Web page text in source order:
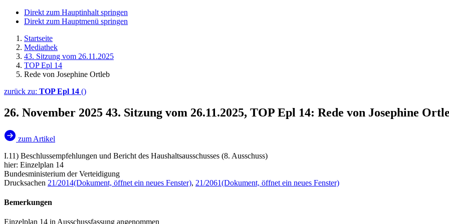
Direkt zum Hauptinhalt springen
Direkt zum Hauptmenü springen
Startseite
Mediathek
43. Sitzung vom 26.11.2025
TOP Epl 14
Rede von Josephine Ortleb
zurück zu: TOP Epl 14 ()
26. November 2025 43. Sitzung vom 26.11.2025, TOP Epl 14: Rede von Josephine
zum Artikel
I.11) Beschlussempfehlungen und Bericht des Haushaltsausschusses (8. Ausschuss)
hier: Einzelplan 14
Bundesministerium der Verteidigung
Drucksachen 21/2014(Dokument, öffnet ein neues Fenster), 21/2061(Dokument, öffnet ein neues Fenster)
Bemerkungen
Einzelplan 14 in Ausschussfassung angenommen